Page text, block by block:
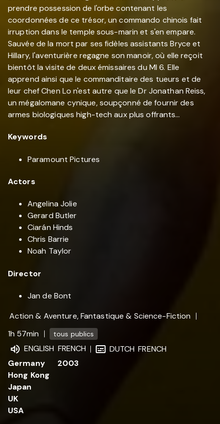
prendre possession de l'orbe contenant les
coordonnées de ce trésor, un commando chinois fait
irruption dans le temple sous-marin et s'en empare.
Sauvée de la mort par ses fidèles assistants Bryce et
Hillary, l'aventurière regagne son manoir, où elle reçoit
bientôt la visite de deux émissaires du MI 6. Elle
apprend ainsi que le commanditaire des tueurs et de
leur chef Chen Lo n'est autre que le Dr Jonathan Reiss,
un mégalomane cynique, soupçonné de fournir des
armes biologiques high-tech aux plus offrants…
Keywords
Paramount Pictures
Actors
Angelina Jolie
Gerard Butler
Ciarán Hinds
Chris Barrie
Noah Taylor
Director
Jan de Bont
Action & Aventure, Fantastique & Science-Fiction
1h 57min
tous publics
ENGLISH FRENCH DUTCH FRENCH
Germany
Hong Kong
Japan
UK
USA
2003